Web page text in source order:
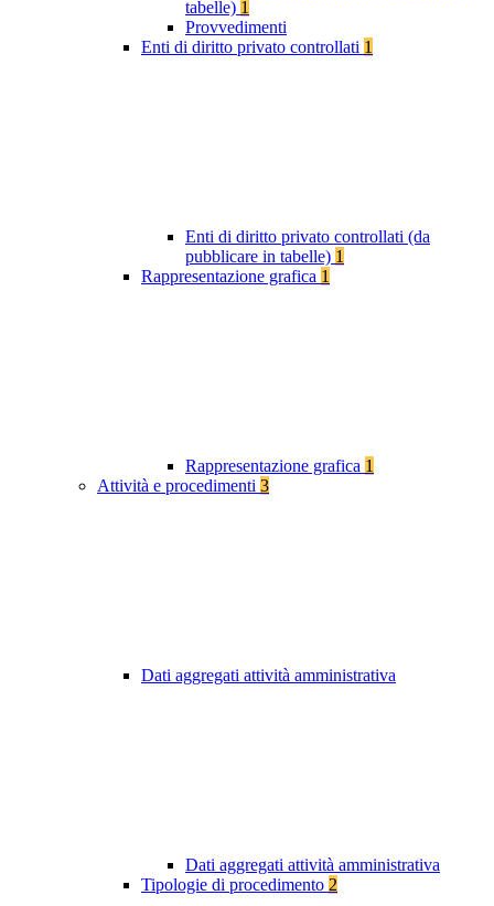
tabelle) 1
Provvedimenti
Enti di diritto privato controllati 1
Enti di diritto privato controllati (da
pubblicare in tabelle) 1
Rappresentazione grafica 1
Rappresentazione grafica 1
Attività e procedimenti 3
Dati aggregati attività amministrativa
Dati aggregati attività amministrativa
Tipologie di procedimento 2